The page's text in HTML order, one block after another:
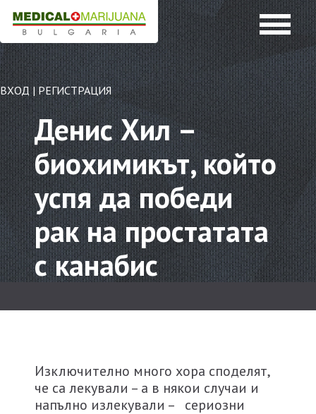
ВХОД | РЕГИСТРАЦИЯ
Денис Хил –
биохимикът, който
успя да победи
рак на простатата
с канабис
Изключително много хора споделят,
че са лекували – а в някои случаи и
напълно излекували – сериозни